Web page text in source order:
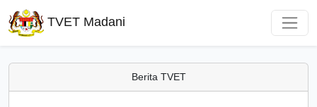
TVET Madani
Berita TVET